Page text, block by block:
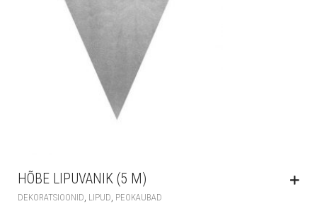
HÕBE LIPUVANIK (5 M)
DEKORATSIOONID LIPUD PEOKAUBAD